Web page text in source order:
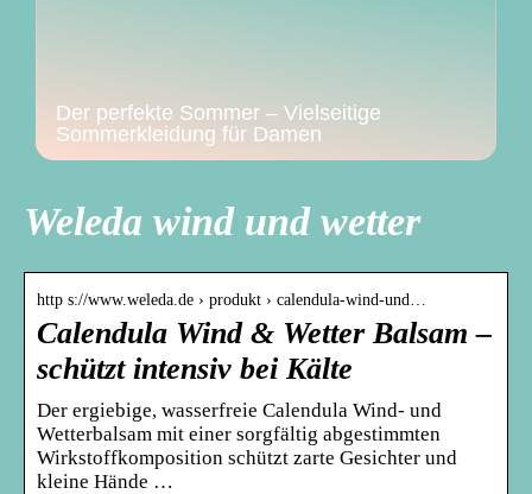
Der perfekte Sommer – Vielseitige
Sommerkleidung für Damen
Weleda wind und wetter
http s://www.weleda.de › produkt › calendula-wind-und…
Calendula Wind & Wetter Balsam –
schützt intensiv bei Kälte
Der ergiebige, wasserfreie Calendula Wind- und
Wetterbalsam mit einer sorgfältig abgestimmten
Wirkstoffkomposition schützt zarte Gesichter und
kleine Hände …